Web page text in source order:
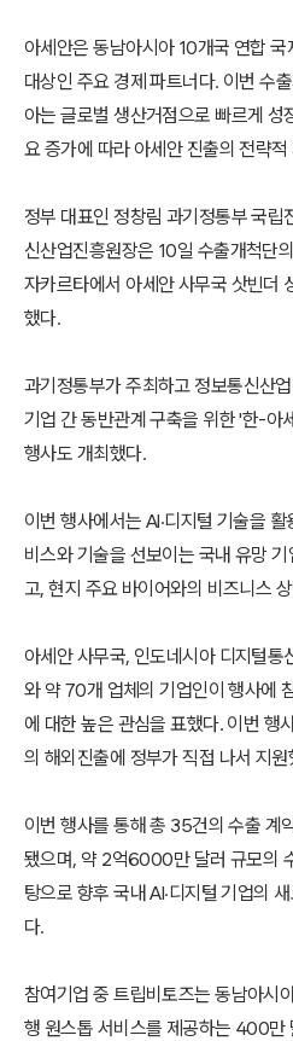
아세안은 동남아시아 10개국 연합
대상인 주요 경제 파트너다. 이번 수
아는 글로벌 생산거점으로 빠르게 성
요 증가에 따라 아세안 진출의 전략
정부 대표인 정창림 과기정통부 국립
신산업진흥원장은 10일 수출개척단
자카르타에서 아세안 사무국 삿빈더
했다.
과기정통부가 주최하고 정보통신산
기업 간 동반관계 구축을 위한 '한-아
행사도 개최했다.
이번 행사에서는 AI·디지털 기술을
비스와 기술을 선보이는 국내 유망
고, 현지 주요 바이어와의 비즈니스
아세안 사무국, 인도네시아 디지털통
와 약 70개 업체의 기업인이 행사에
에 대한 높은 관심을 표했다. 이번 행
의 해외진출에 정부가 직접 나서 지
이번 행사를 통해 총 35건의 수출 계
됐으며, 약 2억6000만 달러 규모의
탕으로 향후 국내 AI·디지털 기업의
다.
참여기업 중 트립비토즈는 동남아시
행 원스톱 서비스를 제공하는 400만